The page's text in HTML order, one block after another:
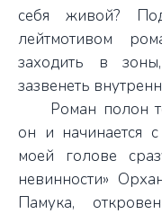
себя живой?
лейтмотивом
заходить в
зазвенеть
Роман полон
он и начинается
моей голове
невинности»
Памука,